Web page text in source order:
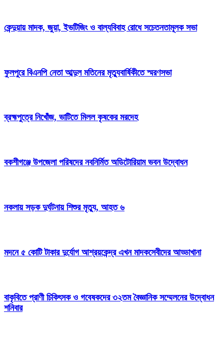
কেন্দুয়ায় মাদক, জুয়া, ইভটিজিং ও বাল্যবিবাহ রোধে সচেতনতামূলক সভা
ফুলপুরে বিএনপি নেতা আব্দুল মতিনের মৃত্যুবার্ষিকীতে স্মরণসভা
ব্রহ্মপুত্রে নিখোঁজ, ভাটিতে মিলল কৃষকের মরদেহ
বকশীগঞ্জে উপজেলা পরিষদের নবনির্মিত অডিটোরিয়াম ভবন উদ্বোধন
নকলায় সড়ক দুর্ঘটনায় শিশুর মৃত্যু, আহত ৬
মদনে ৫ কোটি টাকার দুর্যোগ আশ্রয়কেন্দ্র এখন মাদকসেবীদের আড্ডাখানা
বাকৃবিতে প্রাণী চিকিৎসক ও গবেষকদের ৩২তম বৈজ্ঞানিক সম্মেলনের উদ্বোধন
শনিবার